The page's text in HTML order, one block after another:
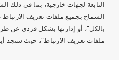
التابعة لجهات خارجية، بما في ذلك
السماح بجميع ملفات تعريف
بالكل"، أو إدارتها بشكل فردي عن
ملفات تعريف الارتباط"، حيث ستجد